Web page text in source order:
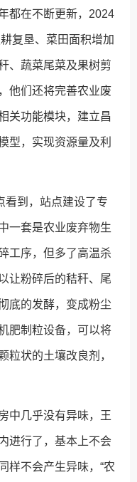
都在不断更新，2024
复垦、菜田面积增加
、蔬菜尾菜及果树剪
他们还将完善农业废
关功能模块，建立昌
型，实现资源量及利
看到，站点建设了专
一套是农业废弃物生
工序，但多了高温杀
让粉碎后的秸秆、尾
底的发酵，变成粉尘
肥制粒设备，可以将
粒状的土壤改良剂，
中几乎没有异味，王
进行了，基本上不会
样不会产生异味，“农